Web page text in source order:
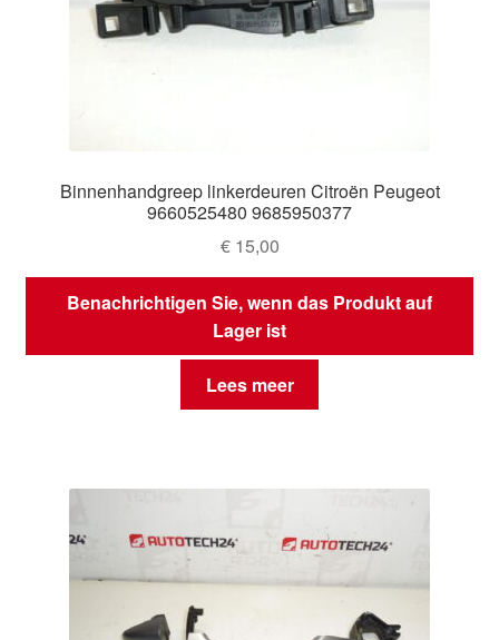
Binnenhandgreep linkerdeuren Citroën Peugeot
9660525480 9685950377
€15,00
Benachrichtigen Sie, wenn das Produkt auf
Lager ist
Lees meer